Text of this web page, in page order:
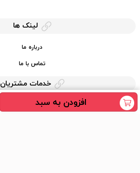
افزودن به سبد
لینک ها
درباره ما
تماس با ما
خدمات مشتریان
حریم خصوصی